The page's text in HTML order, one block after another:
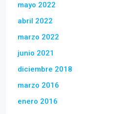
mayo 2022
abril 2022
marzo 2022
junio 2021
diciembre 2018
marzo 2016
enero 2016